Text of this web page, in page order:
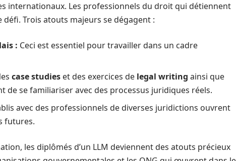
internationaux. Les professionnels du droit qui détiennent
Trois atouts majeurs se dégagent :
: Ceci est essentiel pour travailler dans un cadre
case studies et des exercices de legal writing ainsi que
de se familiariser avec des processus juridiques réels.
avec des professionnels de diverses juridictions ouvrent
futures.
les diplômés d’un LLM deviennent des atouts précieux